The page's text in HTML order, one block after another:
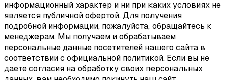
информационный характер и ни при каких условиях не
является публичной офертой. Для получения
подробной информации, пожалуйста, обращайтесь к
менеджерам. Мы получаем и обрабатываем
персональные данные посетителей нашего сайта в
соответствии с официальной политикой. Если вы не
даете согласия на обработку своих персональных